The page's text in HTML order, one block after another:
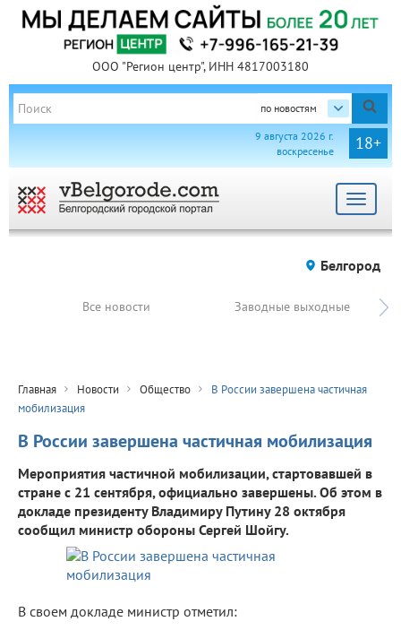
ООО "Регион центр", ИНН 4817003180
по новостям
18+
9 августа 2026 г.
воскресенье
Toggle
Белгород
Все новости Заводные выходные
Главная Новости Общество
В России завершена частичная
мобилизация
В России завершена частичная мобилизация
Мероприятия частичной мобилизации, стартовавшей в
стране с 21 сентября, официально завершены. Об этом в
докладе президенту Владимиру Путину 28 октября
сообщил министр обороны Сергей Шойгу.
В своем докладе министр отметил: